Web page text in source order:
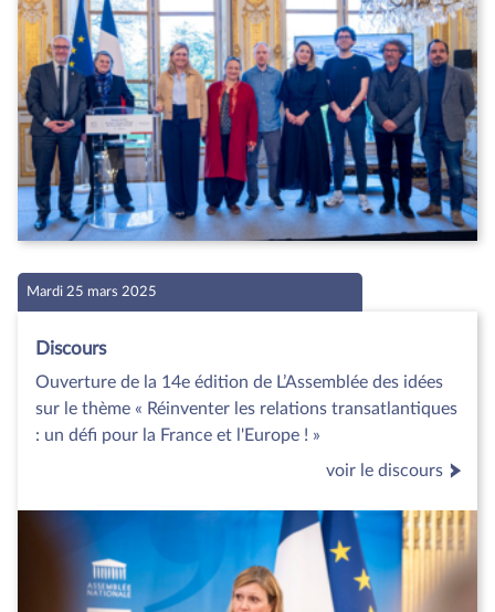
Mardi 25 mars 2025
Discours
Ouverture de la 14e édition de L’Assemblée des idées
sur le thème « Réinventer les relations transatlantiques
: un défi pour la France et l'Europe ! »
voir le discours